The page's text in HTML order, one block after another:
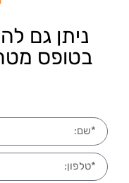
ניתן גם
בטופס